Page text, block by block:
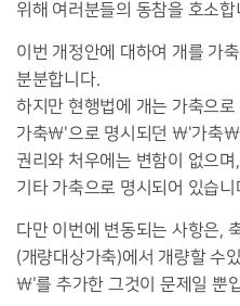
위해 여러분들의 동참을 호소합
이번 개정안에 대하여 개를 가
분분합니다.
하지만 현행법에 개는 가축으
가축\'으로 명시되던 \'가축\'
권리와 처우에는 변함이 없으
기타 가축으로 명시되어 있습니
다만 이번에 변동되는 사항은,
(개량대상가축)에서 개량할 수
\'를 추가한 그것이 문제일 뿐